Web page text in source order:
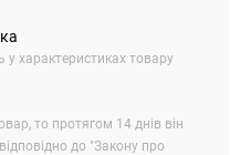
у характеристиках товару
то протягом 14 днів він
до "Закону про